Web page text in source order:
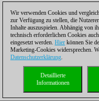
Wir verwenden Cookies und
zur Verfügung zu stellen, die
Inhalte auszuspielen. Abhängig von
technisch erforderlichen Cookies
eingesetzt werden. Hier können Sie
Marketing-Cookies widersprechen.
Datenschutzerklärung.
Detaillierte
Informationen